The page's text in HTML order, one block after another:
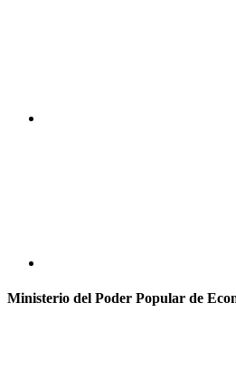
Ministerio del Poder Popular de